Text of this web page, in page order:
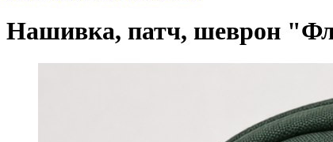
Нашивка, патч, шеврон